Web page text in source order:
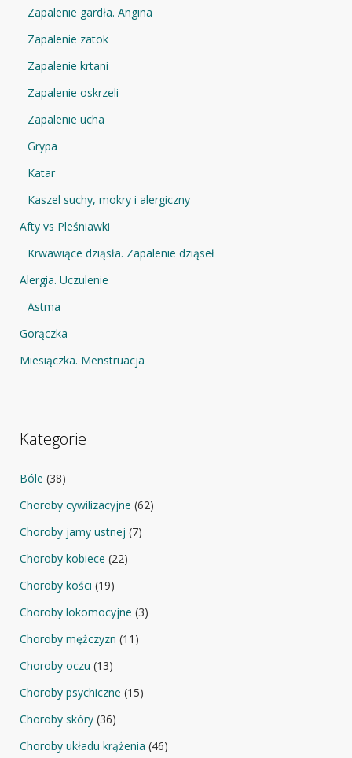
Zapalenie gardła. Angina
Zapalenie zatok
Zapalenie krtani
Zapalenie oskrzeli
Zapalenie ucha
Grypa
Katar
Kaszel suchy, mokry i alergiczny
Afty vs Pleśniawki
Krwawiące dziąsła. Zapalenie dziąseł
Alergia. Uczulenie
Astma
Gorączka
Miesiączka. Menstruacja
Kategorie
Bóle (38)
Choroby cywilizacyjne (62)
Choroby jamy ustnej (7)
Choroby kobiece (22)
Choroby kości (19)
Choroby lokomocyjne (3)
Choroby mężczyzn (11)
Choroby oczu (13)
Choroby psychiczne (15)
Choroby skóry (36)
Choroby układu krążenia (46)